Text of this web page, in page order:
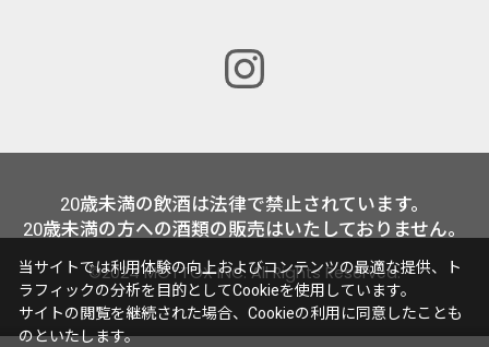
20歳未満の飲酒は法律で禁止されています。
20歳未満の方への酒類の販売はいたしておりません。
©2024 MOTTOX INC. All Rights Reserved.
当サイトでは利用体験の向上およびコンテンツの最適な提供、ト
ラフィックの分析を目的としてCookieを使用しています。
サイトの閲覧を継続された場合、Cookieの利用に同意したことも
のといたします。